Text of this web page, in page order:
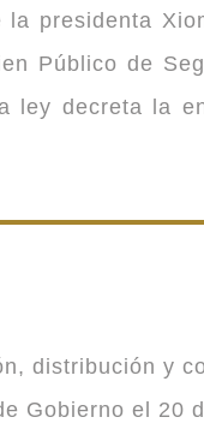
presidenta
Público de
ley decreta la
distribución y
Gobierno el 20